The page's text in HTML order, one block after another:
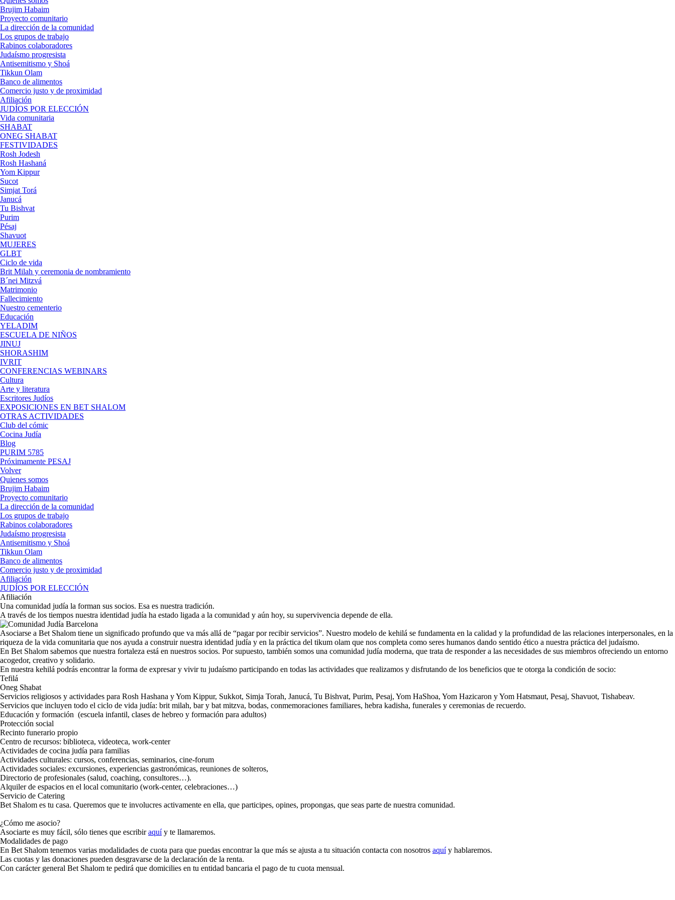
Brujim Habaim
Proyecto comunitario
La dirección de la comunidad
Los grupos de trabajo
Rabinos colaboradores
Judaísmo progresista
Antisemitismo y Shoá
Tikkun Olam
Banco de alimentos
Comercio justo y de proximidad
Afiliación
JUDÍOS POR ELECCIÓN
Vida comunitaria
SHABAT
ONEG SHABAT
FESTIVIDADES
Rosh Jodesh
Rosh Hashaná
Yom Kippur
Sucot
Simjat Torá
Janucá
Tu Bishvat
Purim
Pésaj
Shavuot
MUJERES
GLBT
Ciclo de vida
Brit Milah y ceremonia de nombramiento
B´nei Mitzvá
Matrimonio
Fallecimiento
Nuestro cementerio
Educación
YELADIM
ESCUELA DE NIÑOS
JINUJ
SHORASHIM
IVRIT
CONFERENCIAS WEBINARS
Cultura
Arte y literatura
Escritores Judíos
EXPOSICIONES EN BET SHALOM
OTRAS ACTIVIDADES
Club del cómic
Cocina Judía
Blog
PURIM 5785
Próximamente PESAJ
Volver
Quienes somos
Brujim Habaim
Proyecto comunitario
La dirección de la comunidad
Los grupos de trabajo
Rabinos colaboradores
Judaísmo progresista
Antisemitismo y Shoá
Tikkun Olam
Banco de alimentos
Comercio justo y de proximidad
Afiliación
JUDÍOS POR ELECCIÓN
Afiliación
Una comunidad judía la forman sus socios. Esa es nuestra tradición.
A través de los tiempos nuestra identidad judía ha estado ligada a la comunidad y aún hoy, su supervivencia depende de ella.
Asociarse a Bet Shalom tiene un significado profundo que va más allá de “pagar por recibir servicios”. Nuestro modelo de kehilá se fundamenta en la calidad y la profundidad de las relaciones interpersonales, en la
riqueza de la vida comunitaria que nos ayuda a construir nuestra identidad judía y en la práctica del tikum olam que nos completa como seres humanos dando sentido ético a nuestra práctica del judaísmo.
En Bet Shalom sabemos que nuestra fortaleza está en nuestros socios. Por supuesto, también somos una comunidad judía moderna, que trata de responder a las necesidades de sus miembros ofreciendo un entorno
acogedor, creativo y solidario.
En nuestra kehilá podrás encontrar la forma de expresar y vivir tu judaísmo participando en todas las actividades que realizamos y disfrutando de los beneficios que te otorga la condición de socio:
Tefilá
Oneg Shabat
Servicios religiosos y actividades para Rosh Hashana y Yom Kippur, Sukkot, Simja Torah, Janucá, Tu Bishvat, Purim, Pesaj, Yom HaShoa, Yom Hazicaron y Yom Hatsmaut, Pesaj, Shavuot, Tishabeav.
Servicios que incluyen todo el ciclo de vida judía: brit milah, bar y bat mitzva, bodas, conmemoraciones familiares, hebra kadisha, funerales y ceremonias de recuerdo.
Educación y formación (escuela infantil, clases de hebreo y formación para adultos)
Protección social
Recinto funerario propio
Centro de recursos: biblioteca, videoteca, work-center
Actividades de cocina judía para familias
Actividades culturales: cursos, conferencias, seminarios, cine-forum
Actividades sociales: excursiones, experiencias gastronómicas, reuniones de solteros,
Directorio de profesionales (salud, coaching, consultores…).
Alquiler de espacios en el local comunitario (work-center, celebraciones…)
Servicio de Catering
Bet Shalom es tu casa. Queremos que te involucres activamente en ella, que participes, opines, propongas, que seas parte de nuestra comunidad.
¿Cómo me asocio?
Asociarte es muy fácil, sólo tienes que escribir aquíy te llamaremos.
Modalidades de pago
En Bet Shalom tenemos varias modalidades de cuota para que puedas encontrar la que más se ajusta a tu situación contacta con nosotros aquíy hablaremos.
Las cuotas y las donaciones pueden desgravarse de la declaración de la renta.
Con carácter general Bet Shalom te pedirá que domicilies en tu entidad bancaria el pago de tu cuota mensual.